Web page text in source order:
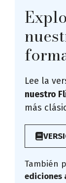
Lee la
nuestro
más
También
ediciones